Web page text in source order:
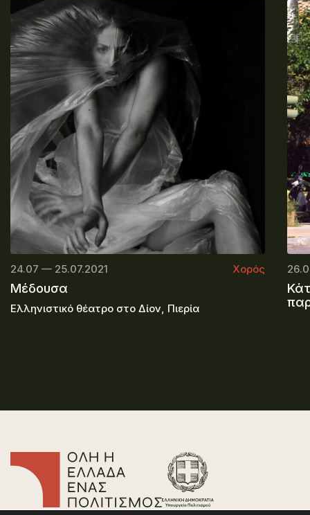
24.07 — 25.07.2021 Χορός
Μέδουσα
Ελληνιστικό θέατρο στο Δίον, Πιερία